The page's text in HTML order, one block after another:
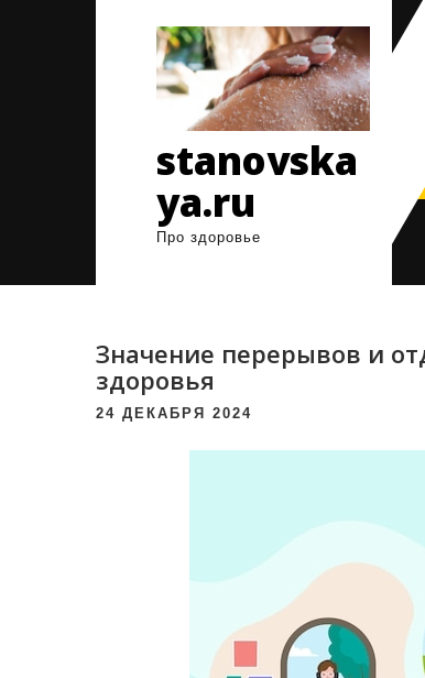
stanovska
ya.ru
Про здоровье
Значение перерывов и
здоровья
24 ДЕКАБРЯ 2024